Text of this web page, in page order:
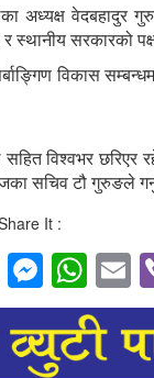
अध्यक्ष
स्थानीय सरकारको
विकास
विश्वभर छरिएर
सचिव टौ गुरुङले
Share It :
Twitter